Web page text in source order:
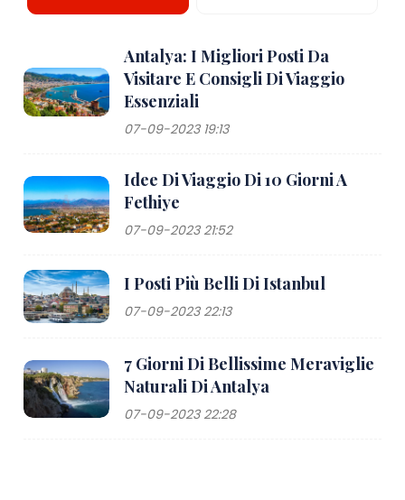
Antalya: I Migliori Posti Da
Visitare E Consigli Di Viaggio
Essenziali
07-09-2023 19:13
Idee Di Viaggio Di 10 Giorni A
Fethiye
07-09-2023 21:52
I Posti Più Belli Di Istanbul
07-09-2023 22:13
7 Giorni Di Bellissime Meraviglie
Naturali Di Antalya
07-09-2023 22:28